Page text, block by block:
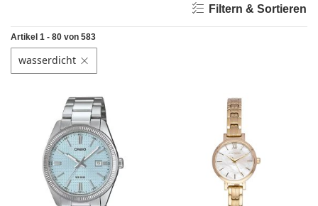
Filtern & Sortieren
Artikel 1 - 80 von 583
wasserdicht
Filter löschen